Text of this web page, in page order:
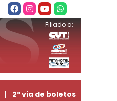
Filiado a:
| 2ª via de boletos